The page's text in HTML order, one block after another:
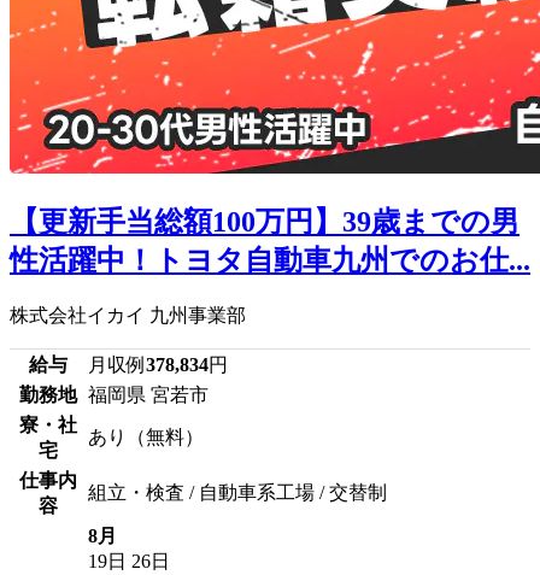
【更新手当総額100万円】39歳までの男
性活躍中！トヨタ自動車九州でのお仕...
株式会社イカイ 九州事業部
給与 月収例 378,834円
勤務地 福岡県 宮若市
寮・社
宅
あり（無料）
仕事内
容
組立・検査 / 自動車系工場 / 交替制
8月
19日 26日